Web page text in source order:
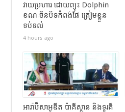
វាយប្រហារ ដោយព្យុះ Dolphin
ខណៈចិនបិទកំពង់ផែ ត្រៀមខ្លួន
ទប់ទល់
4 hours ago
អារ៉ាប៊ីសាអូឌីត ប៉ាគីស្ថាន និងទួរគី